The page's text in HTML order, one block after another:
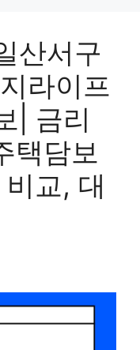
산서구
라이프
| 금리
택담보
교, 대